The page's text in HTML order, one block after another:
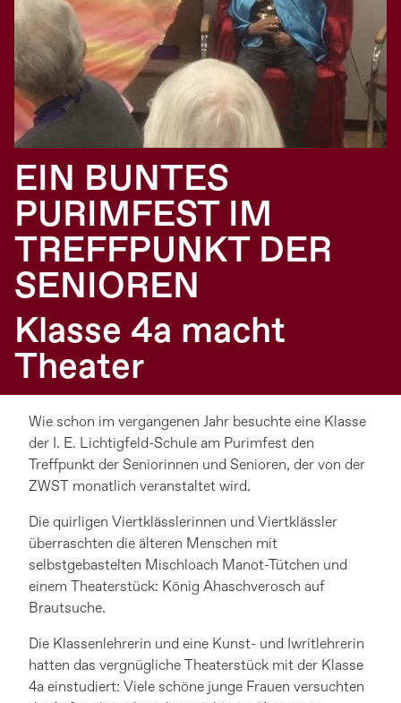
EIN BUNTES
PURIMFEST IM
TREFFPUNKT DER
SENIOREN
Klasse 4a macht
Theater
Wie schon im vergangenen Jahr besuchte eine Klasse
der I. E. Lichtigfeld-Schule am Purimfest den
Treffpunkt der Seniorinnen und Senioren, der von der
ZWST monatlich veranstaltet wird.
Die quirligen Viertklässlerinnen und Viertklässler
überraschten die älteren Menschen mit
selbstgebastelten Mischloach Manot-Tütchen und
einem Theaterstück: König Ahaschverosch auf
Brautsuche.
Die Klassenlehrerin und eine Kunst- und Iwritlehrerin
hatten das vergnügliche Theaterstück mit der Klasse
4a einstudiert: Viele schöne junge Frauen versuchten